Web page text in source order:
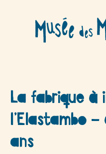
contenu
La fabrique à
l’Elastambo
ans